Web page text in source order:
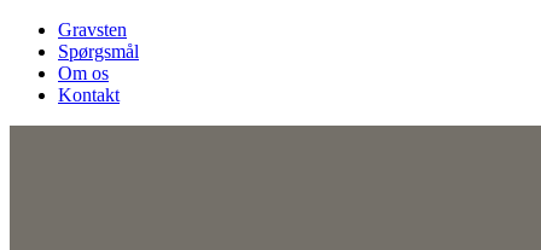
Gravsten
Spørgsmål
Om os
Kontakt